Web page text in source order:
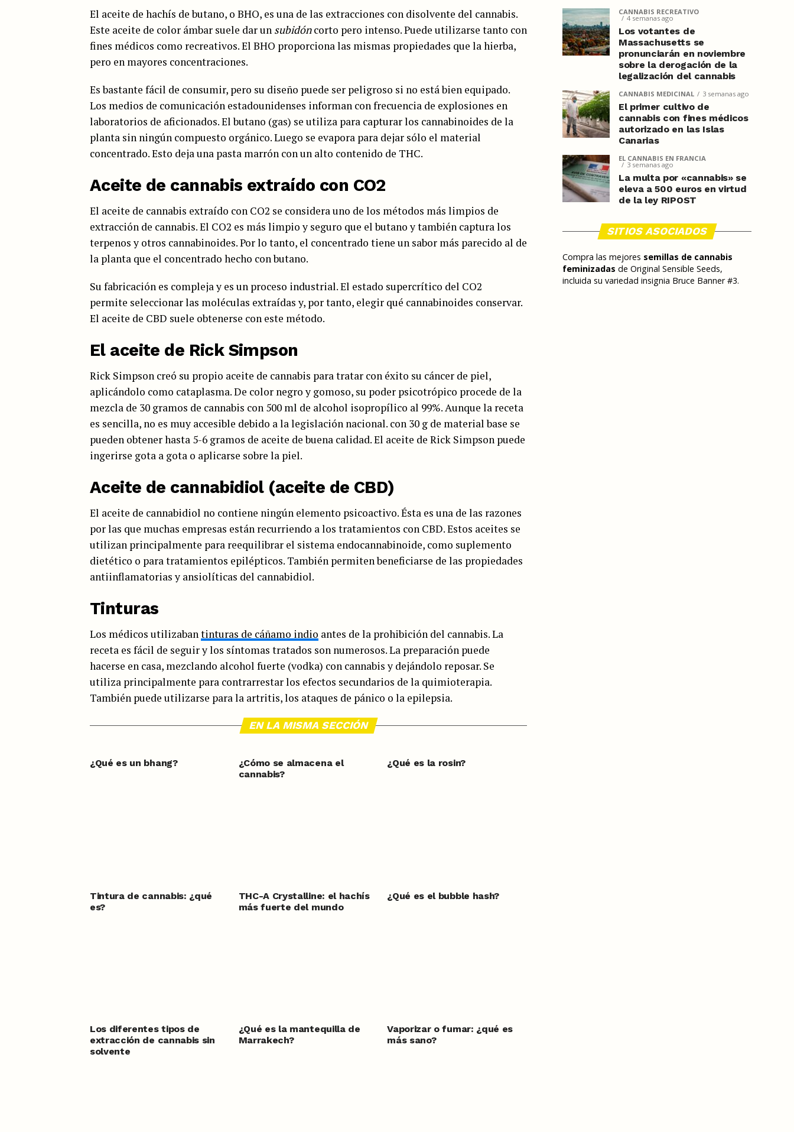
El aceite de hachís de butano, o BHO, es una de las extracciones con disolvente del cannabis.
Este aceite de color ámbar suele dar un subidóncorto pero intenso. Puede utilizarse tanto con
fines médicos como recreativos. El BHO proporciona las mismas propiedades que la hierba,
pero en mayores concentraciones.
Es bastante fácil de consumir, pero su diseño puede ser peligroso si no está bien equipado.
Los medios de comunicación estadounidenses informan con frecuencia de explosiones en
laboratorios de aficionados. El butano (gas) se utiliza para capturar los cannabinoides de la
planta sin ningún compuesto orgánico. Luego se evapora para dejar sólo el material
concentrado. Esto deja una pasta marrón con un alto contenido de THC.
Aceite de cannabis extraído con CO2
El aceite de cannabis extraído con CO2 se considera uno de los métodos más limpios de
extracción de cannabis. El CO2 es más limpio y seguro que el butano y también captura los
terpenos y otros cannabinoides. Por lo tanto, el concentrado tiene un sabor más parecido al de
la planta que el concentrado hecho con butano.
Su fabricación es compleja y es un proceso industrial. El estado supercrítico del CO2
permite seleccionar las moléculas extraídas y, por tanto, elegir qué cannabinoides conservar.
El aceite de CBD suele obtenerse con este método.
El aceite de Rick Simpson
Rick Simpson creó su propio aceite de cannabis para tratar con éxito su cáncer de piel,
aplicándolo como cataplasma. De color negro y gomoso, su poder psicotrópico procede de la
mezcla de 30 gramos de cannabis con 500 ml de alcohol isopropílico al 99%. Aunque la receta
es sencilla, no es muy accesible debido a la legislación nacional. con 30 g de material base se
pueden obtener hasta 5-6 gramos de aceite de buena calidad. El aceite de Rick Simpson puede
ingerirse gota a gota o aplicarse sobre la piel.
Aceite de cannabidiol (aceite de CBD)
El aceite de cannabidiol no contiene ningún elemento psicoactivo. Ésta es una de las razones
por las que muchas empresas están recurriendo a los tratamientos con CBD. Estos aceites se
utilizan principalmente para reequilibrar el sistema endocannabinoide, como suplemento
dietético o para tratamientos epilépticos. También permiten beneficiarse de las propiedades
antiinflamatorias y ansiolíticas del cannabidiol.
Tinturas
Los médicos utilizabantinturas de cáñamo indio antes de la prohibición del cannabis. La
receta es fácil de seguir y los síntomas tratados son numerosos. La preparación puede
hacerse en casa, mezclando alcohol fuerte (vodka) con cannabis y dejándolo reposar. Se
utiliza principalmente para contrarrestar los efectos secundarios de la quimioterapia.
También puede utilizarse para la artritis, los ataques de pánico o la epilepsia.
EN LA MISMA SECCIÓN
¿Qué es un bhang?
¿Cómo se almacena el
cannabis?
¿Qué es la rosin?
Tintura de cannabis: ¿qué
es?
THC-A Crystalline: el hachís
más fuerte del mundo
¿Qué es el bubble hash?
Los diferentes tipos de
extracción de cannabis sin
solvente
¿Qué es la mantequilla de
Marrakech?
Vaporizar o fumar: ¿qué es
más sano?
CANNABIS RECREATIVO
4 semanas ago
Los votantes de
Massachusetts se
pronunciarán en noviembre
sobre la derogación de la
legalización del cannabis
CANNABIS MEDICINAL 3 semanas ago
El primer cultivo de
cannabis con fines médicos
autorizado en las Islas
Canarias
EL CANNABIS EN FRANCIA
3 semanas ago
La multa por «cannabis» se
eleva a 500 euros en virtud
de la ley RIPOST
SITIOS ASOCIADOS
Compra las mejores semillas de cannabis
feminizadas de Original Sensible Seeds,
incluida su variedad insignia Bruce Banner #3.